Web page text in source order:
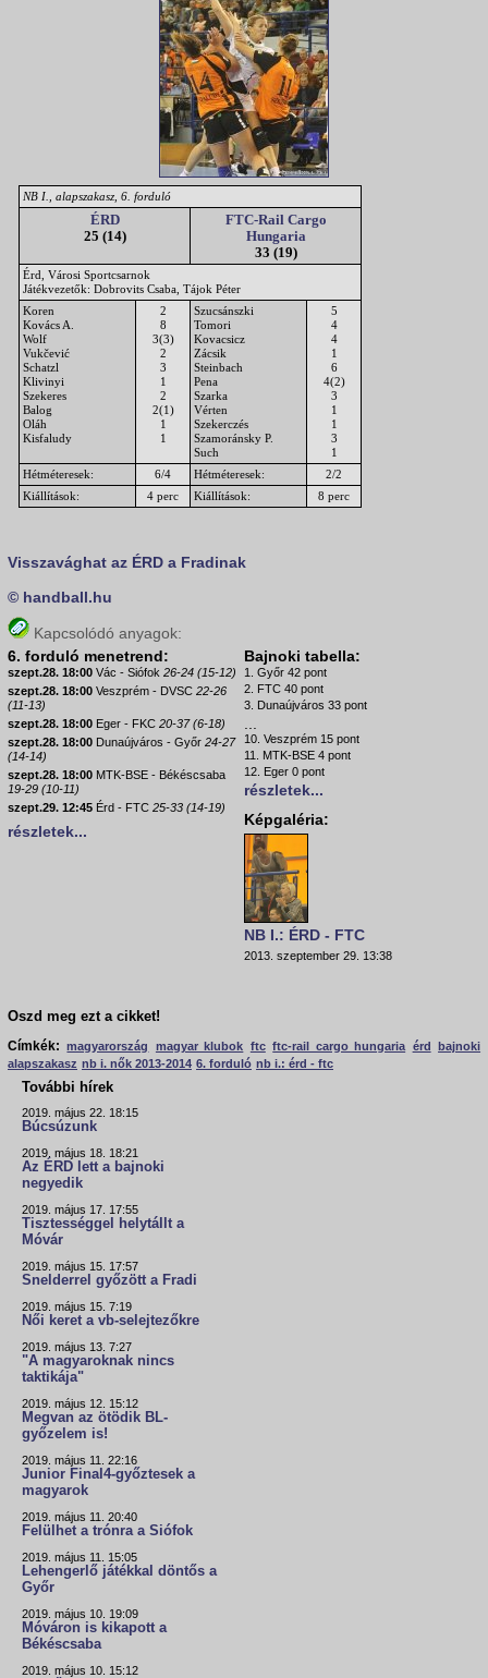
NB I., alapszakasz, 6. forduló
ÉRD
25 (14)
FTC-Rail Cargo
Hungaria
33 (19)
Érd, Városi Sportcsarnok
Játékvezetők: Dobrovits Csaba, Tájok Péter
Koren
Kovács A.
Wolf
Vukčević
Schatzl
Klivinyi
Szekeres
Balog
Oláh
Kisfaludy
2
8
3(3)
2
3
1
2
2(1)
1
1
Szucsánszki
Tomori
Kovacsicz
Zácsik
Steinbach
Pena
Szarka
Vérten
Szekerczés
Szamoránsky P.
Such
5
4
4
1
6
4(2)
3
1
1
3
1
Hétméteresek:
6/4 Hétméteresek:
2/2
Kiállítások:
4 perc Kiállítások: 8 perc
Visszavághat az ÉRD a Fradinak
© handball.hu
Kapcsolódó anyagok:
6. forduló menetrend:
szept.28. 18:00 Vác - Siófok 26-24 (15-12)
szept.28. 18:00 Veszprém - DVSC 22-26
(11-13)
szept.28. 18:00 Eger - FKC 20-37 (6-18)
szept.28. 18:00 Dunaújváros - Győr 24-27
(14-14)
szept.28. 18:00 MTK-BSE - Békéscsaba
19-29 (10-11)
szept.29. 12:45 Érd - FTC 25-33 (14-19)
részletek...
Bajnoki tabella:
1. Győr 42 pont
2. FTC 40 pont
3. Dunaújváros 33 pont
...
10. Veszprém 15 pont
11. MTK-BSE 4 pont
12. Eger 0 pont
részletek...
Képgaléria:
NB I.: ÉRD - FTC
2013. szeptember 29. 13:38
Oszd meg ezt a cikket!
Címkék:
magyarország magyar klubok ftc ftc-rail cargo hungaria érd
bajnoki
alapszakasz nb i. nők 2013-2014 6. forduló nb i.: érd - ftc
További hírek
2019. május 22. 18:15
Búcsúzunk
2019. május 18. 18:21
Az ÉRD lett a bajnoki
negyedik
2019. május 17. 17:55
Tisztességgel helytállt a
Móvár
2019. május 15. 17:57
Snelderrel győzött a Fradi
2019. május 15. 7:19
Női keret a vb-selejtezőkre
2019. május 13. 7:27
"A magyaroknak nincs
taktikája"
2019. május 12. 15:12
Megvan az ötödik BL-
győzelem is!
2019. május 11. 22:16
Junior Final4-győztesek a
magyarok
2019. május 11. 20:40
Felülhet a trónra a Siófok
2019. május 11. 15:05
Lehengerlő játékkal döntős a
Győr
2019. május 10. 19:09
Móváron is kikapott a
Békéscsaba
2019. május 10. 15:12